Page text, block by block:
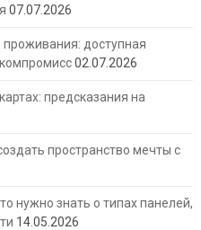
07.07.2026
доступная
02.07.2026
предсказания на
пространство мечты с
нужно знать о типах панелей,
14.05.2026